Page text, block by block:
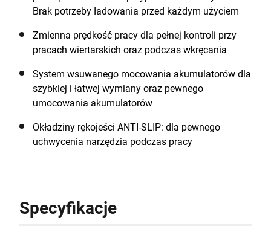
Brak potrzeby ładowania przed każdym użyciem
Zmienna prędkość pracy dla pełnej kontroli przy
pracach wiertarskich oraz podczas wkręcania
System wsuwanego mocowania akumulatorów dla
szybkiej i łatwej wymiany oraz pewnego
umocowania akumulatorów
Okładziny rękojeści ANTI-SLIP: dla pewnego
uchwycenia narzędzia podczas pracy
Specyfikacje